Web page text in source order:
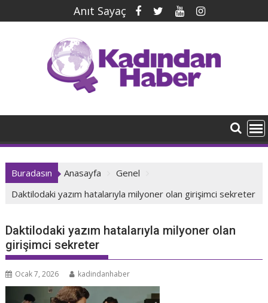
geç
Anıt Sayaç
Buradasın Anasayfa
Genel
Daktilodaki yazım hatalarıyla milyoner olan girişimci sekreter
Daktilodaki yazım hatalarıyla milyoner olan
girişimci sekreter
Ocak 7, 2026 kadindanhaber